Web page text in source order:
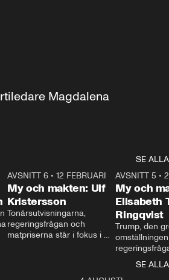
Magdalena
SE ALLA
27:30
AVSNITT 6 •12 FEBRUARI
My och makten: Ulf
Kristersson
Tonårsutvisningarna,
regeringsfrågan och
matpriserna står i fokus i
AVSNITT 5 •
My och
Elisabeth
Ringqvist
Trump, den
centrum i
avsnittet av
SE ALLA